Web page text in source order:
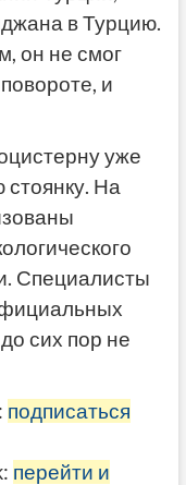
в Турцию.
он не смог
и
уже
На
Специалисты
сих пор не
подписаться
перейти и